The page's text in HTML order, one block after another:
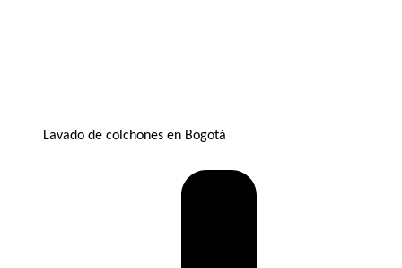
Lavado de colchones en Bogotá